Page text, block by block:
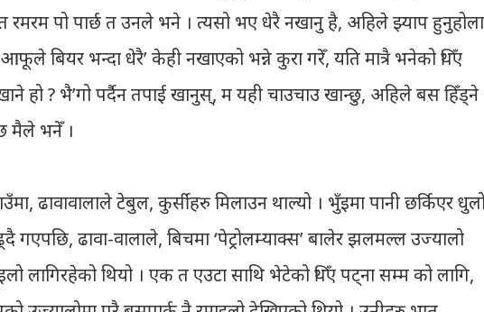
पो पार्छ त उनले भने । त्यसो भए धेरै नखानु है, अहिले झ्याप हुनुहोला
बियर भन्दा धेरै’ केही नखाएको भन्ने कुरा गरेँ, यति मात्रै भनेको थिँए
हो ? भै’गो पर्दैन तपाई खानुस्, म यही चाउचाउ खान्छु, अहिले बस हिँड्ने
मैले भनेँ ।
ढावावालाले टेबुल, कुर्सीहरु मिलाउन थाल्यो । भुँइमा पानी छर्किएर
गएपछि, ढावा-वालाले, बिचमा ‘पेट्रोलम्याक्स’ बालेर झलमल्ल उज्यालो
लागिरहेको थियो । एक त एउटा साथि भेटेको थिँए पट्ना सम्म को लागि,